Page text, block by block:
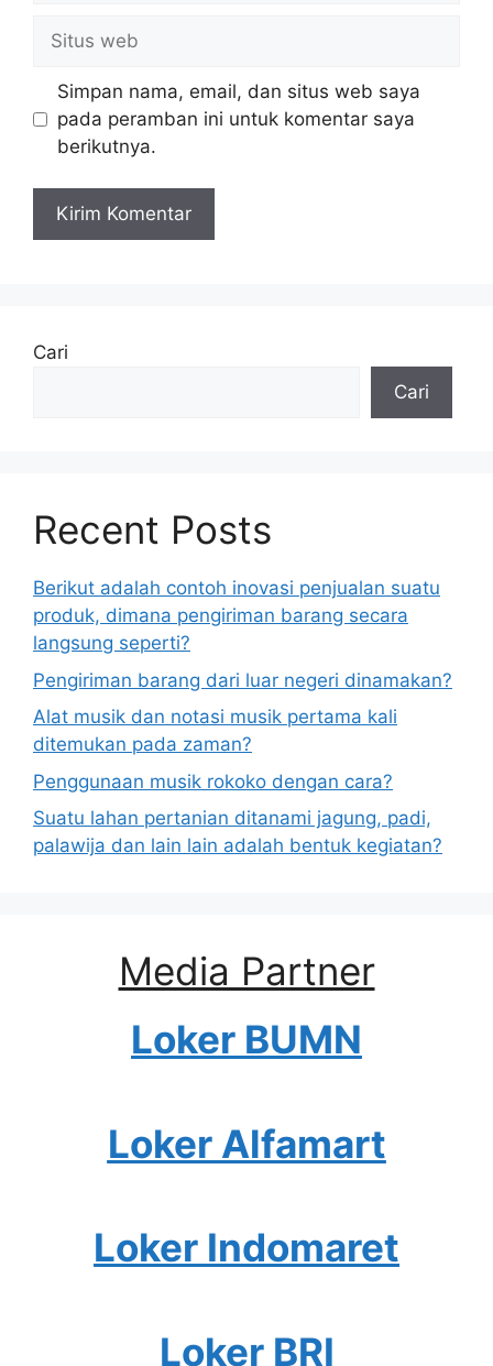
web
Simpan nama, email, dan situs web saya
pada peramban ini untuk komentar saya
berikutnya.
Cari
Cari
Recent Posts
Berikut adalah contoh inovasi penjualan suatu
produk, dimana pengiriman barang secara
langsung seperti?
Pengiriman barang dari luar negeri dinamakan?
Alat musik dan notasi musik pertama kali
ditemukan pada zaman?
Penggunaan musik rokoko dengan cara?
Suatu lahan pertanian ditanami jagung, padi,
palawija dan lain lain adalah bentuk kegiatan?
Media Partner
Loker BUMN
Loker Alfamart
Loker Indomaret
Loker BRI